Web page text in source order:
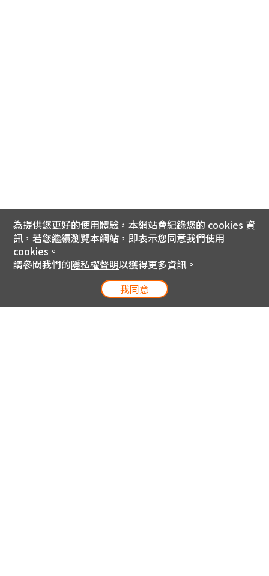
為提供您更好的使用體驗，本網站會紀錄您的 cookies 資
訊，若您繼續瀏覽本網站，即表示您同意我們使用
cookies。
請參閱我們的隱私權聲明以獲得更多資訊。
我同意